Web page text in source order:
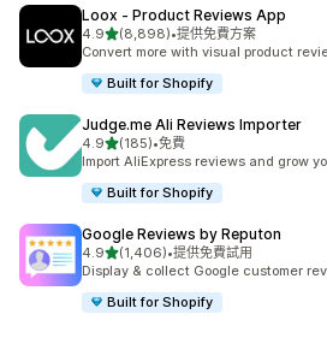
Loox ‑ Product Reviews App
4.9滿分 5 顆星
(8,898)
共有 8898 則評價
•提供免費方案
Convert more with visual product
Built for Shopify
Judge.me Ali Reviews Importer
4.9滿分 5 顆星
(185)
共有 185 則評價
•免費
Import AliExpress reviews and grow
Built for Shopify
Google Reviews by Reputon
4.9滿分 5 顆星
(1,406)
共有 1406 則評價
•提供免費試用
Display & collect Google customer
Built for Shopify